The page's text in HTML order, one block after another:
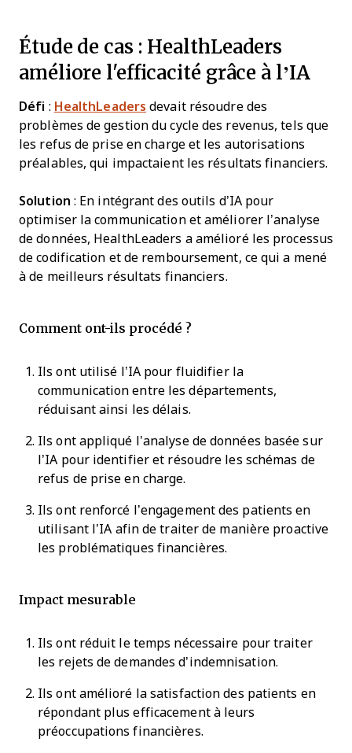
Étude de cas : HealthLeaders
améliore l'efficacité grâce à l’IA
Défi : HealthLeaders devait résoudre des
problèmes de gestion du cycle des revenus, tels que
les refus de prise en charge et les autorisations
préalables, qui impactaient les résultats financiers.
Solution : En intégrant des outils d’IA pour
optimiser la communication et améliorer l’analyse
de données, HealthLeaders a amélioré les processus
de codification et de remboursement, ce qui a mené
à de meilleurs résultats financiers.
Comment ont-ils procédé ?
Ils ont utilisé l’IA pour fluidifier la
communication entre les départements,
réduisant ainsi les délais.
Ils ont appliqué l’analyse de données basée sur
l’IA pour identifier et résoudre les schémas de
refus de prise en charge.
Ils ont renforcé l’engagement des patients en
utilisant l’IA afin de traiter de manière proactive
les problématiques financières.
Impact mesurable
Ils ont réduit le temps nécessaire pour traiter
les rejets de demandes d’indemnisation.
Ils ont amélioré la satisfaction des patients en
répondant plus efficacement à leurs
préoccupations financières.